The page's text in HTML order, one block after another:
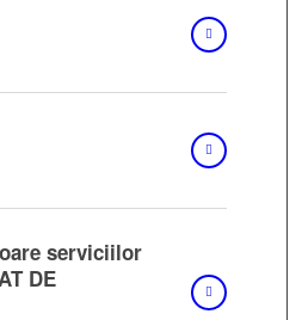
serviciilor
DE